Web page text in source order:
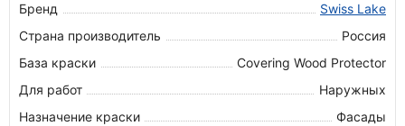
Бренд
Swiss Lake
Страна производитель
Россия
База краски
Covering Wood Protector
Для работ
Наружных
Назначение краски
Фасады